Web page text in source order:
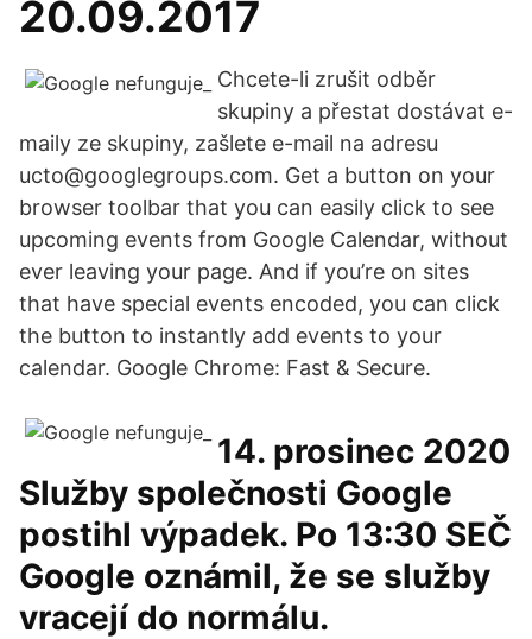
20.09.2017
Chcete-li zrušit odběr
skupiny a přestat dostávat e-
maily ze skupiny, zašlete e-mail na adresu
ucto@googlegroups.com. Get a button on your
browser toolbar that you can easily click to see
upcoming events from Google Calendar, without
ever leaving your page. And if you’re on sites
that have special events encoded, you can click
the button to instantly add events to your
calendar. Google Chrome: Fast & Secure.
14. prosinec 2020
Služby společnosti Google
postihl výpadek. Po 13:30 SEČ
Google oznámil, že se služby
vracejí do normálu.